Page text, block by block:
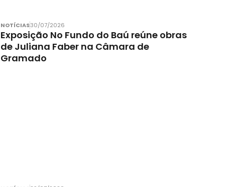
NOTÍCIAS30/07/2026
Exposição No Fundo do Baú reúne obras
de Juliana Faber na Câmara de
Gramado